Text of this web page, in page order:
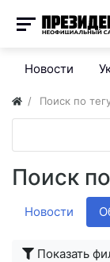
Новости
Поиск по
Поиск
Новости
Показать